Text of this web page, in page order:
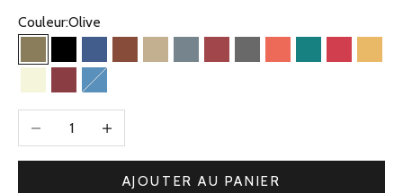
Couleur:Olive
OliveNoir Bleu Jean
CamelBeige Kaki
Bleu Gris
BriqueGris CorailVert Framboise
Jaune
BeigeBordeauxBleu Clair
Diminuer la quantitéAugmenter la quantité
AJOUTER AU PANIER